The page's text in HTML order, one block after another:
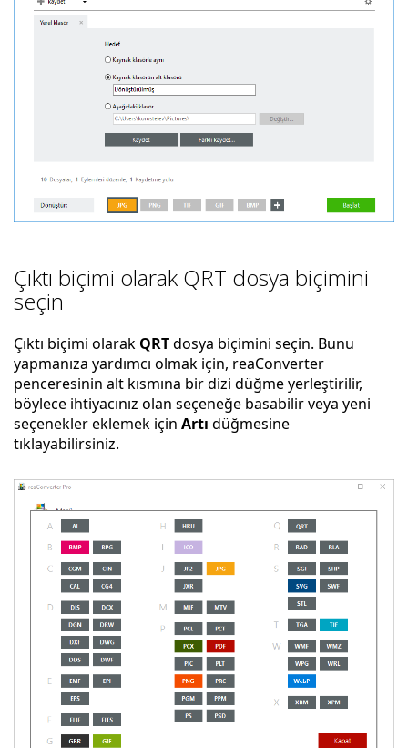
Çıktı biçimi olarak QRT dosya biçimini
seçin
Çıktı biçimi olarak QRTdosya biçimini seçin. Bunu
yapmanıza yardımcı olmak için, reaConverter
penceresinin alt kısmına bir dizi düğme yerleştirilir,
böylece ihtiyacınız olan seçeneğe basabilir veya yeni
seçenekler eklemek için Artı düğmesine
tıklayabilirsiniz.